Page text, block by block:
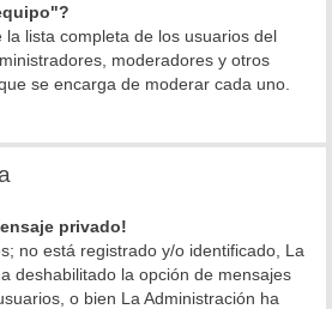
la lista completa de los usuarios del
moderadores y otros
se encarga de moderar cada uno.
privado!
no está registrado y/o identificado, La
deshabilitado la opción de mensajes
o bien La Administración ha